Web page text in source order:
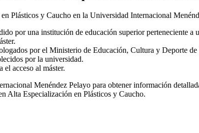
Plásticos y Caucho en la Universidad Internacional
por una institución de educación superior perteneciente
por el Ministerio de Educación, Cultura y Deporte de
por la universidad.
el acceso al máster.
Menéndez Pelayo para obtener información
Alta Especialización en Plásticos y Caucho.